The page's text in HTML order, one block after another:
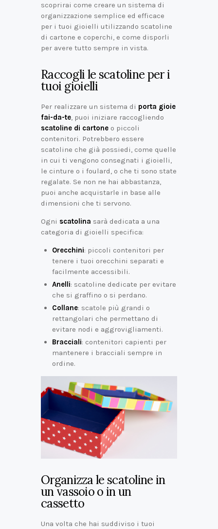
scoprirai come creare un sistema di
organizzazione semplice ed efficace
per i tuoi gioielli utilizzando scatoline
di cartone e coperchi, e come disporli
per avere tutto sempre in vista.
Raccogli le scatoline per i
tuoi gioielli
Per realizzare un sistema di porta gioie
fai-da-te, puoi iniziare raccogliendo
scatoline di cartone o piccoli
contenitori. Potrebbero essere
scatoline che già possiedi, come quelle
in cui ti vengono consegnati i gioielli,
le cinture o i foulard, o che ti sono state
regalate. Se non ne hai abbastanza,
puoi anche acquistarle in base alle
dimensioni che ti servono.
Ogni scatolina sarà dedicata a una
categoria di gioielli specifica:
Orecchini: piccoli contenitori per
tenere i tuoi orecchini separati e
facilmente accessibili.
Anelli: scatoline dedicate per evitare
che si graffino o si perdano.
Collane: scatole più grandi o
rettangolari che permettano di
evitare nodi e aggrovigliamenti.
Bracciali: contenitori capienti per
mantenere i bracciali sempre in
ordine.
Organizza le scatoline in
un vassoio o in un
cassetto
Una volta che hai suddiviso i tuoi